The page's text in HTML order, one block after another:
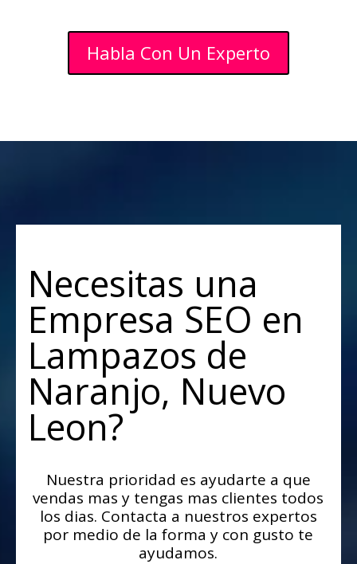
Habla Con Un Experto
Necesitas una
Empresa SEO en
Lampazos de
Naranjo, Nuevo
Leon?
Nuestra prioridad es ayudarte a que
vendas mas y tengas mas clientes todos
los dias. Contacta a nuestros expertos
por medio de la forma y con gusto te
ayudamos.